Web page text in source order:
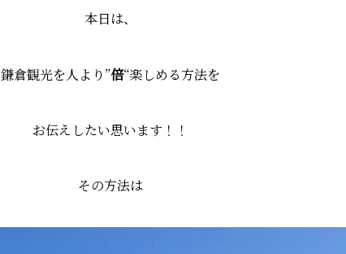
本日は、
鎌倉観光を人より”倍“楽しめる方法を
お伝えしたい思います！！
その方法は